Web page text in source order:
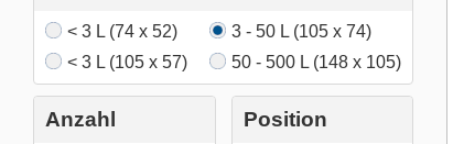
< 3 L (74 x 52)
3 - 50 L (105 x 74)
< 3 L (105 x 57)
50 - 500 L (148 x 105)
Anzahl Position